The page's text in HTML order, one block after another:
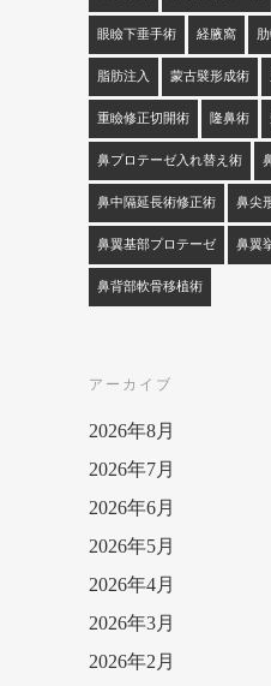
眼瞼下垂手術 経腋窩
脂肪注入 蒙古襞形成術
重瞼修正切開術 隆鼻術
鼻プロテーゼ入れ替え術
鼻中隔延長術修正術 鼻尖
鼻翼基部プロテーゼ 鼻翼
鼻背部軟骨移植術
アーカイブ
2026年8月
2026年7月
2026年6月
2026年5月
2026年4月
2026年3月
2026年2月